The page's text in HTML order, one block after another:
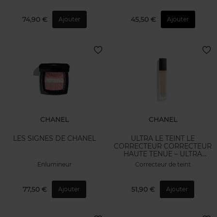
74,90 € Ajouter 45,50 € Ajouter
CHANEL
LES SIGNES DE CHANEL
Enlumineur
77,50 € Ajouter
CHANEL
ULTRA LE TEINT LE
CORRECTEUR CORRECTEUR
HAUTE TENUE – ULTRA
CONFORT
Correcteur de teint
51,90 € Ajouter